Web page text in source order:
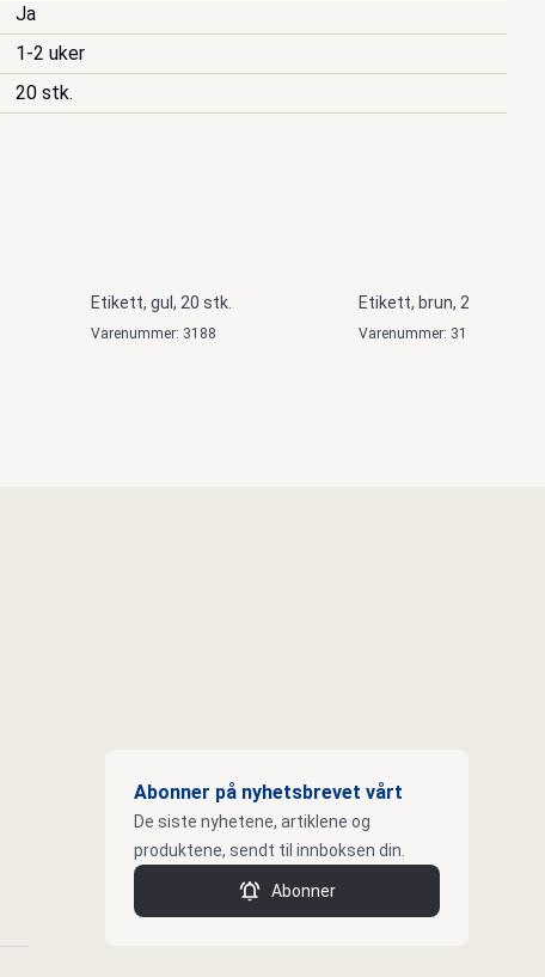
Ja
1-2 uker
20 stk.
Etikett, gul, 20 stk.
Varenummer: 3188
Etikett, brun, 20 stk.
Varenummer: 3189
Abonner på nyhetsbrevet vårt
De siste nyhetene, artiklene og
produktene, sendt til innboksen din.
Abonner